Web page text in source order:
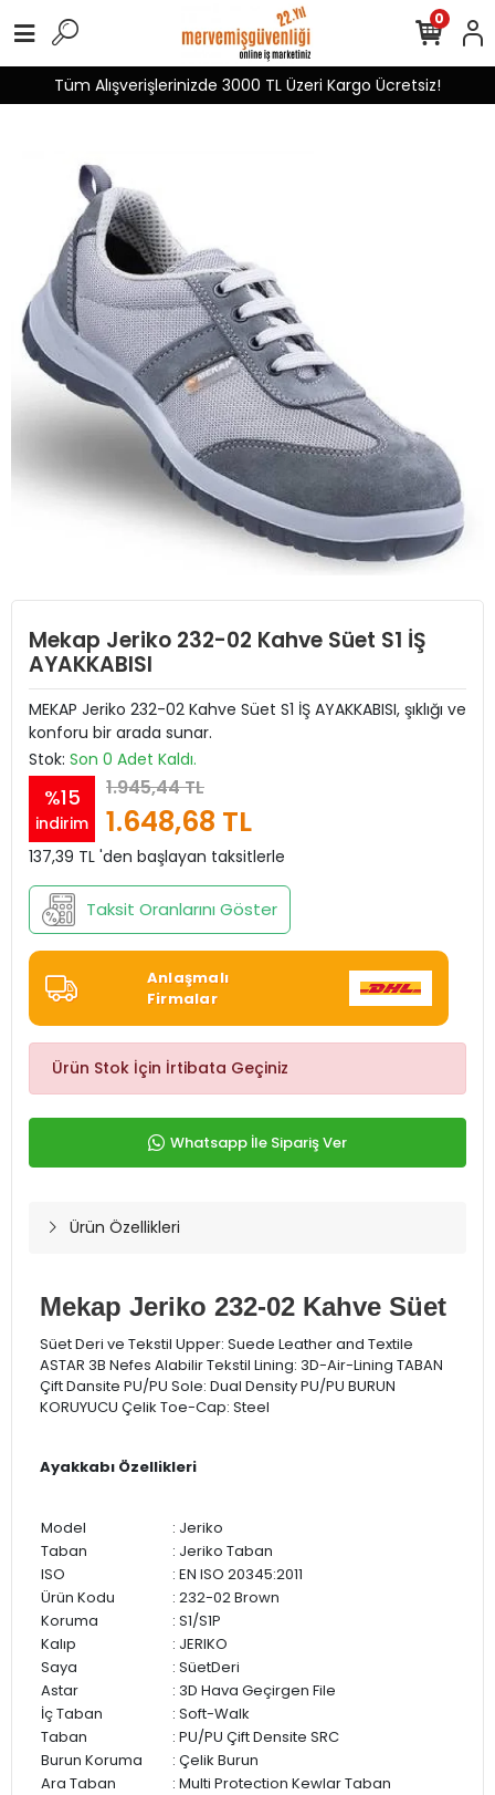
Tüm Alışverişlerinizde 3000 TL Üzeri Kargo Ücretsiz!
0
Mekap Jeriko 232-02 Kahve Süet S1 İŞ
AYAKKABISI
MEKAP Jeriko 232-02 Kahve Süet S1 İŞ AYAKKABISI, şıklığı ve
konforu bir arada sunar.
Stok: Son 0 Adet Kaldı.
%15
indirim
1.945,44 TL
1.648,68 TL
137,39 TL 'den başlayan taksitlerle
Taksit Oranlarını Göster
Anlaşmalı
Firmalar
Ürün Stok İçin İrtibata Geçiniz
Whatsapp İle Sipariş Ver
Ürün Özellikleri
Mekap Jeriko 232-02 Kahve Süet
Süet Deri ve Tekstil Upper: Suede Leather and Textile
ASTAR 3B Nefes Alabilir Tekstil Lining: 3D-Air-Lining TABAN
Çift Dansite PU/PU Sole: Dual Density PU/PU BURUN
KORUYUCU Çelik Toe-Cap: Steel
Ayakkabı Özellikleri
Model
: Jeriko
Taban
: Jeriko Taban
ISO
: EN ISO 20345:2011
Ürün Kodu
: 232-02 Brown
Koruma
: S1/S1P
Kalıp
: JERIKO
Saya
: SüetDeri
Astar
: 3D Hava Geçirgen File
İç Taban
: Soft-Walk
Taban
: PU/PU Çift Densite SRC
Burun Koruma
: Çelik Burun
Ara Taban
: Multi Protection Kewlar Taban